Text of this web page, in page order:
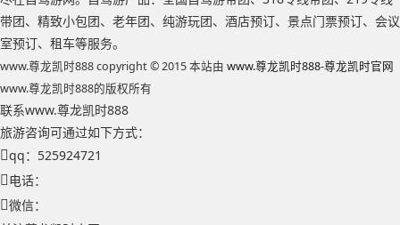
带团、精致小包团、老年团、纯游玩团、酒店预订、景点门票预订、会议
室预订、租车等服务。
www.尊龙凯时888 copyright © 2015 本站由 www.尊龙凯时888-尊龙凯时官网
www.尊龙凯时888的版权所有
联系www.尊龙凯时888
旅游咨询可通过如下方式：
qq：525924721
电话：
微信：